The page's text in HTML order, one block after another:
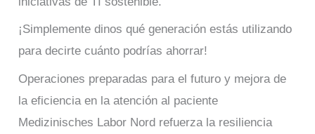
¡Simplemente dinos qué generación estás utilizando
para decirte cuánto podrías ahorrar!
Operaciones preparadas para el futuro y mejora de
la eficiencia en la atención al paciente
Medizinisches Labor Nord refuerza la resiliencia